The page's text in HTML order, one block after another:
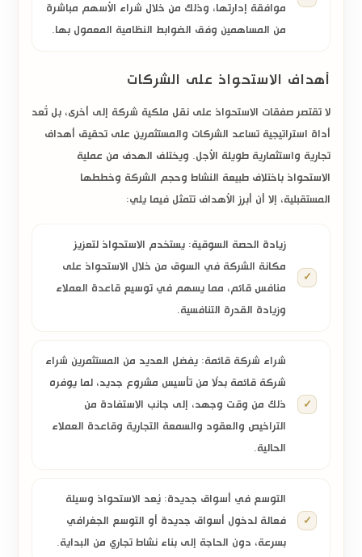
موافقة إدارتها، وذلك من خلال شراء الأسهم مباشرة
من المساهمين وفق الضوابط النظامية المعمول بها.
أهداف الاستحواذ على الشركات
لا تقتصر صفقات الاستحواذ على نقل ملكية شركة إلى أخرى، بل تُعد
أداة استراتيجية تساعد الشركات والمستثمرين على تحقيق أهداف
تجارية واستثمارية طويلة الأجل. ويختلف الهدف من عملية
الاستحواذ باختلاف طبيعة النشاط وحجم الشركة وخططها
المستقبلية، إلا أن أبرز الأهداف تتمثل فيما يلي:
زيادة الحصة السوقية: يستخدم الاستحواذ لتعزيز
مكانة الشركة في السوق من خلال الاستحواذ على
منافس قائم، مما يسهم في توسيع قاعدة العملاء
وزيادة القدرة التنافسية.
شراء شركة قائمة: يفضل العديد من المستثمرين شراء
شركة قائمة بدلًا من تأسيس مشروع جديد، لما يوفره
ذلك من وقت وجهد، إلى جانب الاستفادة من
التراخيص والعقود والسمعة التجارية وقاعدة العملاء
الحالية.
التوسع في أسواق جديدة: يُعد الاستحواذ وسيلة
فعالة لدخول أسواق جديدة أو التوسع الجغرافي
بسرعة، دون الحاجة إلى بناء نشاط تجاري من البداية.